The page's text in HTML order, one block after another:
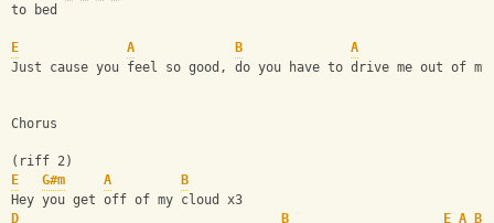
to bed
E A B
A
Just cause you feel so good, do you have to drive me out of my
Chorus
(riff 2)
E
G#m A
B
Hey you get off of my cloud x3
D
B E A B